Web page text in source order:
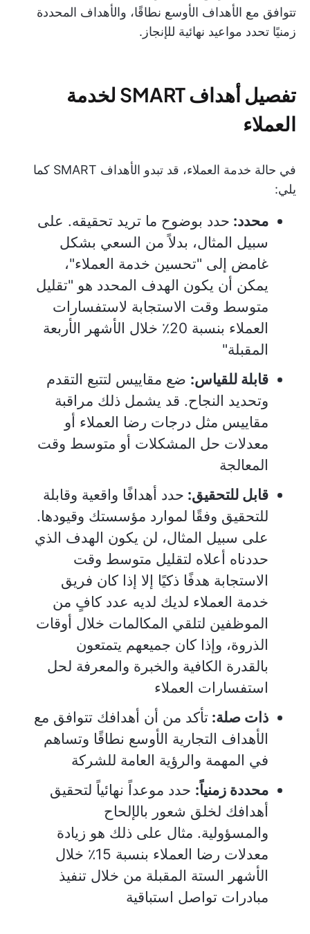
تتوافق مع الأهداف الأوسع نطاقًا، والأهداف المحددة
زمنيًا تحدد مواعيد نهائية للإنجاز.
تفصيل أهداف SMART لخدمة
العملاء
في حالة خدمة العملاء، قد تبدو الأهداف SMART كما
يلي:
محدد: حدد بوضوح ما تريد تحقيقه. على
سبيل المثال، بدلاً من السعي بشكل
غامض إلى "تحسين خدمة العملاء"،
يمكن أن يكون الهدف المحدد هو "تقليل
متوسط وقت الاستجابة لاستفسارات
العملاء بنسبة 20٪ خلال الأشهر الأربعة
المقبلة"
قابلة للقياس: ضع مقاييس لتتبع التقدم
وتحديد النجاح. قد يشمل ذلك مراقبة
مقاييس مثل درجات رضا العملاء أو
معدلات حل المشكلات أو متوسط وقت
المعالجة
قابل للتحقيق: حدد أهدافًا واقعية وقابلة
للتحقيق وفقًا لموارد مؤسستك وقيودها.
على سبيل المثال، لن يكون الهدف الذي
حددناه أعلاه لتقليل متوسط وقت
الاستجابة هدفًا ذكيًا إلا إذا كان فريق
خدمة العملاء لديك لديه عدد كافٍ من
الموظفين لتلقي المكالمات خلال أوقات
الذروة، وإذا كان جميعهم يتمتعون
بالقدرة الكافية والخبرة والمعرفة لحل
استفسارات العملاء
ذات صلة: تأكد من أن أهدافك تتوافق مع
الأهداف التجارية الأوسع نطاقًا وتساهم
في المهمة والرؤية العامة للشركة
محددة زمنياً: حدد موعداً نهائياً لتحقيق
أهدافك لخلق شعور بالإلحاح
والمسؤولية. مثال على ذلك هو زيادة
معدلات رضا العملاء بنسبة 15٪ خلال
الأشهر الستة المقبلة من خلال تنفيذ
مبادرات تواصل استباقية